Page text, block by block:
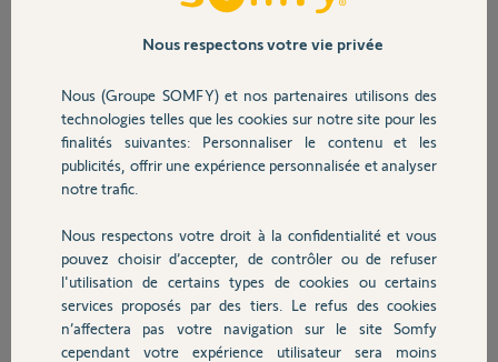
Sécurité
Domotique
Chauffage
Autres produits
Participer au fil de discussion
Réponses
Retirez la télécommande du canapé, ca évitera que le chat joue avec !
Anonyme il y a presque 4 ans
Nous respectons votre vie privée
Nous (Groupe SOMFY) et nos partenaires utilisons des
technologies telles que les cookies sur notre site pour les
finalités suivantes: Personnaliser le contenu et les
publicités, offrir une expérience personnalisée et analyser
notre trafic.
Nous respectons votre droit à la confidentialité et vous
pouvez choisir d’accepter, de contrôler ou de refuser
l'utilisation de certains types de cookies ou certains
services proposés par des tiers. Le refus des cookies
n’affectera pas votre navigation sur le site Somfy
cependant votre expérience utilisateur sera moins